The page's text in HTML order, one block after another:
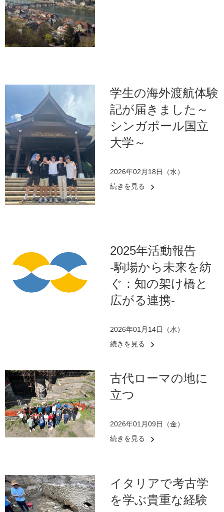
学生の海外渡航体験
記が届きました～
シンガポール国立
大学～
2026年02月18日（水）
続きを見る
2025年活動報告
-駒場から未来を紡
ぐ：知の架け橋と
広がる連携-
2026年01月14日（水）
続きを見る
古代ローマの地に
立つ
2026年01月09日（金）
続きを見る
イタリアで考古学
を学ぶ貴重な経験